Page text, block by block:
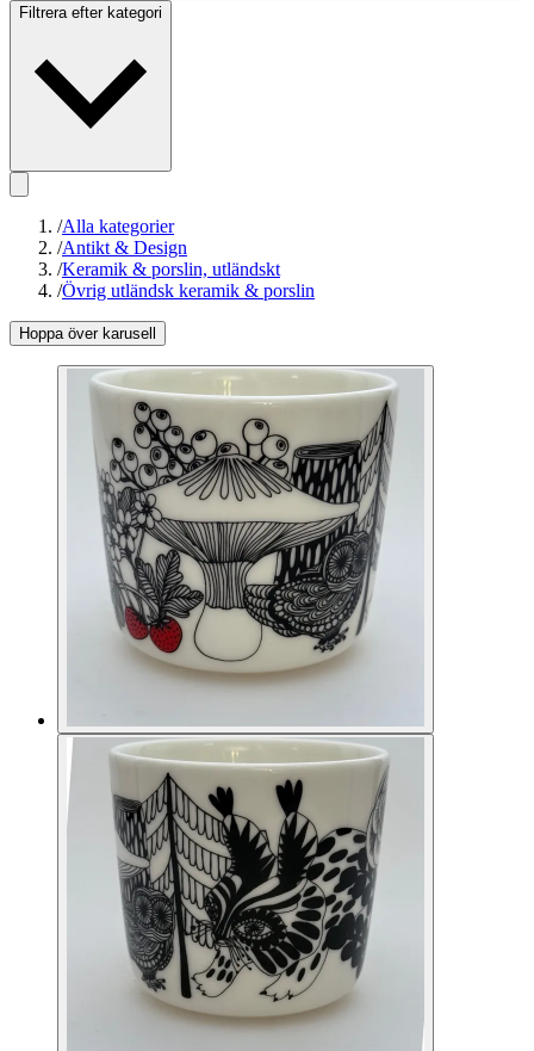
Filtrera efter kategori
/Alla kategorier
/Antikt & Design
/Keramik & porslin, utländskt
/Övrig utländsk keramik & porslin
Hoppa över karusell